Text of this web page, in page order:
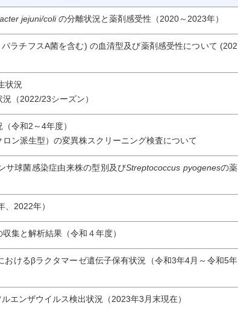
jejuni/coli の分離状況と薬剤感受性（2020～2023年）
ラチフスA菌を含む) の血清型及び薬剤感受性について (202
状況
（2022/23シーズン）
令和2～4年度）
ン派生型）の変異株スクリーニング検査について
サ球菌感染症由来株の型別及びStreptococcus pyogenesの薬
2022年）
集と解析結果（令和４年度）
おけるβラクタマーゼ遺伝子保有状況（令和3年4月～令和5年
エンザウイルス検出状況（2023年3月末現在）